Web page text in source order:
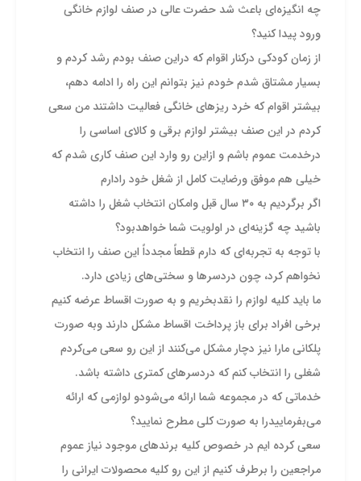
چه انگیزه‌ای باعث شد حضرت عالی در صنف لوازم خانگی
ورود پیدا کنید؟
از زمان کودکی درکنار اقوام که دراین صنف بودم رشد کردم و
بسیار مشتاق شدم خودم نیز بتوانم این راه را ادامه دهم،
بیشتر اقوام که خرد ریز‌های خانگی فعالیت داشتند من سعی
کردم در این صنف بیشتر لوازم برقی و کالای اساسی را
درخدمت عموم باشم و ازاین رو وارد این صنف کاری شدم که
خیلی هم موفق ورضایت کامل از شغل خود رادارم
اگر برگردیم به ۳۰ سال قبل وامکان انتخاب شغل را داشته
باشید چه گزینه‌ای در اولویت شما خواهدبود؟
با توجه به تجربه‌ای که دارم قطعاً مجدداً این صنف را انتخاب
نخواهم کرد، چون دردسر‌ها و سختی‌های زیادی دارد.
ما باید کلیه لوازم را نقدبخریم و به صورت اقساط عرضه کنیم
برخی افراد برای باز پرداخت اقساط مشکل دارند وبه صورت
پلکانی مارا نیز دچار مشکل می‌کنند از این رو سعی می‌کردم
شغلی را انتخاب کنم که دردسر‌های کمتری داشته باشد.
خدماتی که در مجموعه شما ارائه می‌شودو لوازمی که ارائه
می‌بفرماییدرا به صورت کلی مطرح نمایید؟
سعی کرده ایم در خصوص کلیه برند‌های موجود نیاز عموم
مراجعین را برطرف کنیم از این رو کلیه محصولات ایرانی را